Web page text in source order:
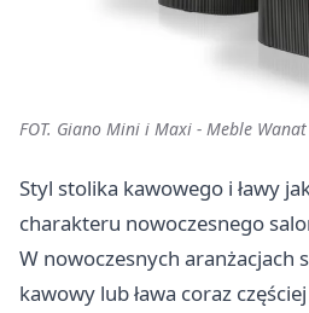
FOT. Giano Mini i Maxi - Meble Wanat
Styl stolika kawowego i ławy
charakteru nowoczesnego
W nowoczesnych aranżacjach
kawowy lub ława coraz